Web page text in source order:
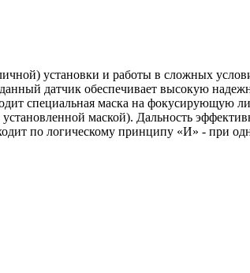
установки и работы в сложных
датчик обеспечивает высокую
специальная маска на фокусирующую
маской). Дальность
по логическому принципу «И» - при